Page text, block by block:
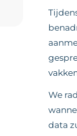
We
data